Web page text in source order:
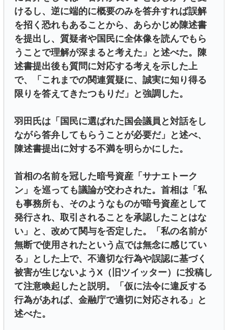
けるし、逆に端的に概要のみを答弁すれば誤解
を招く恐れもあることから、あらかじめ陳述書
を提出し、質疑者や国民に全体像を読んでもら
うことで理解が深まると考えた」と述べた。陳
述書提出後も質問に対応する考えを示した上
で、「これまでの関連質疑に、誠実に知り得る
限りを答えてきたつもりだ」と強調した。
羽田氏は「国民に選ばれた国会議員と対話をし
ながら答弁してもらうことが必要だ」と述べ、
陳述書提出に対する不満を明らかにした。
首相の名前を冠した暗号資産「サナエトーク
ン」を巡っても議論が交わされた。首相は「私
も事務所も、そのようなものが暗号資産として
発行され、取引されることを承認したことはな
い」と、改めて関与を否定した。「私の名前が
無断で使用されたという点では無念に感じてい
る」とした上で、不適切な行為や誤認に基づく
被害が生じないようX（旧ツイッター）に投稿し
て注意喚起したと説明。「仮に法令に違反する
行為があれば、金融庁で適切に対応される」と
述べた。